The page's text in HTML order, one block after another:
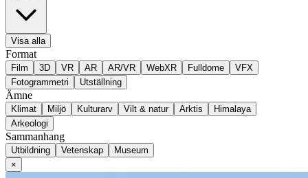
Visa alla
Format
Film 3D VR AR AR/VR WebXR Fulldome
VFX
Fotogrammetri
Utställning
Ämne
Klimat Miljö Kulturarv Vilt & natur Arktis
Himalaya
Arkeologi
Sammanhang
Utbildning Vetenskap
Museum
×